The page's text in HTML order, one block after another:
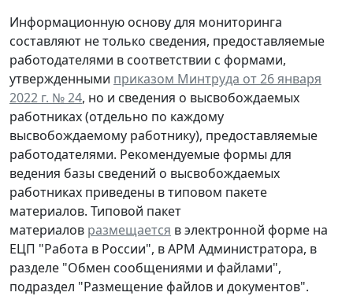
Информационную основу для мониторинга
составляют не только сведения, предоставляемые
работодателями в соответствии с формами,
утвержденными приказом Минтруда от 26 января
2022 г. № 24, но и сведения о высвобождаемых
работниках (отдельно по каждому
высвобождаемому работнику), предоставляемые
работодателями. Рекомендуемые формы для
ведения базы сведений о высвобождаемых
работниках приведены в типовом пакете
материалов. Типовой пакет
материалов размещается в электронной форме на
ЕЦП "Работа в России", в АРМ Администратора, в
разделе "Обмен сообщениями и файлами",
подраздел "Размещение файлов и документов".